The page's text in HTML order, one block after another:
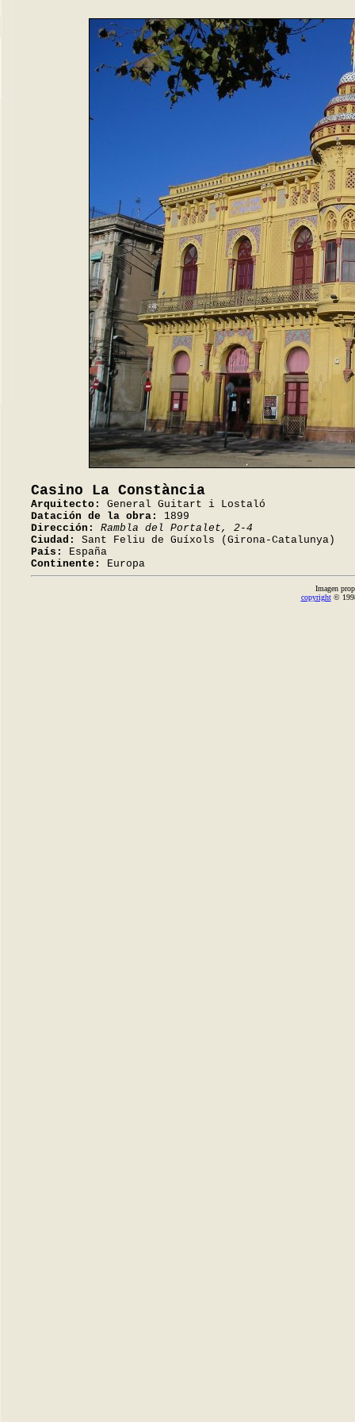
Casino La Constància
Arquitecto:
General Guitart i Lostaló
Datación de la obra:
1899
Dirección:
Rambla del Portalet, 2-4
Ciudad:
Sant Feliu de Guíxols (Girona-Catalunya)
País:
España
Continente:
Europa
Imagen
copyright©